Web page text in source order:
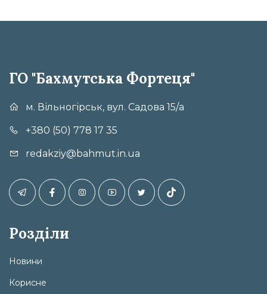
ГО "Бахмутська Фортеця"
м. Вільногірськ, вул. Садова 15/а
+380 (50) 778 17 35
redakziy@bahmut.in.ua
Розділи
Новини
Корисне